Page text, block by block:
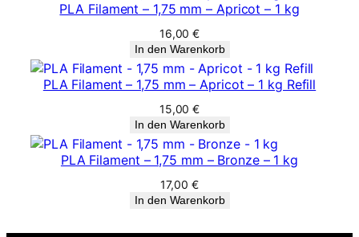
PLA Filament – 1,75 mm – Apricot – 1 kg
16,00€
In den Warenkorb
PLA Filament – 1,75 mm – Apricot – 1 kg Refill
15,00€
In den Warenkorb
PLA Filament – 1,75 mm – Bronze – 1 kg
17,00 €
In den Warenkorb